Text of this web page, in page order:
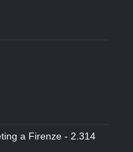
a Firenze - 2.314